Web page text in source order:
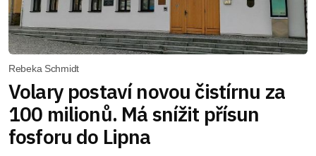
Rebeka Schmidt
Volary postaví novou čistírnu za
100 milionů. Má snížit přísun
fosforu do Lipna